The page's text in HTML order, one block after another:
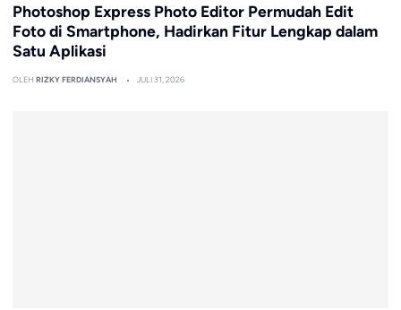
Photoshop Express Photo Editor Permudah Edit
Foto di Smartphone, Hadirkan Fitur Lengkap dalam
Satu Aplikasi
OLEH RIZKY FERDIANSYAH JULI 31, 2026